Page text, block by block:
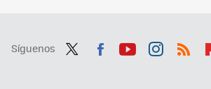
Síguenos